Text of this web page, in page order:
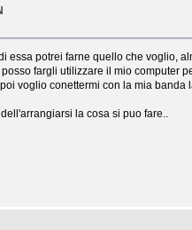
essa potrei farne quello che voglio,
fargli utilizzare il mio computer
voglio conettermi con la mia
la cosa si puo fare..